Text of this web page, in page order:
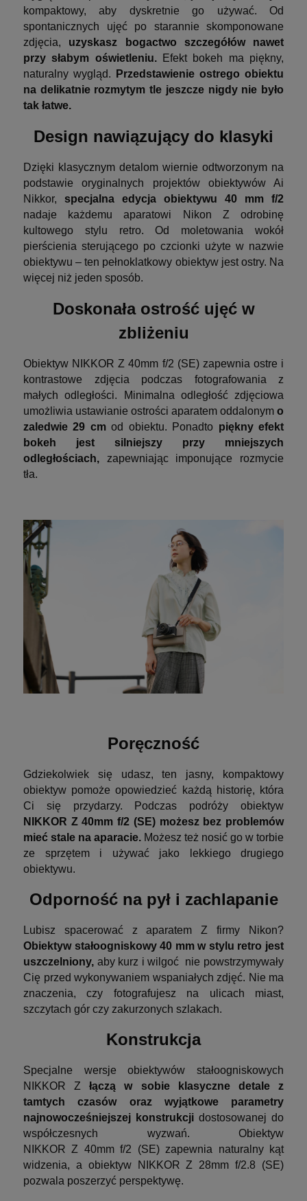
kompaktowy, aby dyskretnie go używać. Od
spontanicznych ujęć po starannie skomponowane
zdjęcia, uzyskasz bogactwo szczegółów nawet
przy słabym oświetleniu.Efekt bokeh ma piękny,
naturalny wygląd.
Przedstawienie ostrego obiektu
na delikatnie rozmytym tle jeszcze nigdy nie było
tak łatwe.
Design nawiązujący do klasyki
Dzięki klasycznym detalom wiernie odtworzonym na
podstawie oryginalnych projektów obiektywów Ai
Nikkor, specjalna edycja obiektywu 40 mm f/2
nadaje każdemu aparatowi Nikon Z odrobinę
kultowego stylu retro. Od moletowania wokół
pierścienia sterującego po czcionki użyte w nazwie
obiektywu – ten pełnoklatkowy obiektyw jest ostry. Na
więcej niż jeden sposób.
Doskonała ostrość ujęć w
zbliżeniu
Obiektyw NIKKOR Z 40mm f/2 (SE) zapewnia ostre i
kontrastowe zdjęcia podczas fotografowania z
małych odległości. Minimalna odległość zdjęciowa
umożliwia ustawianie ostrości aparatem oddalonym o
zaledwie 29 cmod obiektu. Ponadto piękny efekt
bokeh jest silniejszy przy mniejszych
odległościach, zapewniając imponujące rozmycie
tła.
Poręczność
Gdziekolwiek się udasz, ten jasny, kompaktowy
obiektyw pomoże opowiedzieć każdą historię, która
Ci się przydarzy. Podczas podróży obiektyw
NIKKOR Z 40mm f/2 (SE) możesz bez problemów
mieć stale na aparacie. Możesz też nosić go w torbie
ze sprzętem i używać jako lekkiego drugiego
obiektywu.
Odporność na pył i zachlapanie
Lubisz spacerować z aparatem Z firmy Nikon?
Obiektyw stałoogniskowy 40 mm w stylu retro jest
uszczelniony, aby kurz i wilgoć nie powstrzymywały
Cię przed wykonywaniem wspaniałych zdjęć. Nie ma
znaczenia, czy fotografujesz na ulicach miast,
szczytach gór czy zakurzonych szlakach.
Konstrukcja
Specjalne wersje obiektywów stałoogniskowych
NIKKOR Złączą w sobie klasyczne detale z
tamtych czasów oraz wyjątkowe parametry
najnowocześniejszej konstrukcji dostosowanej do
współczesnych wyzwań. Obiektyw
NIKKOR Z 40mm f/2 (SE) zapewnia naturalny kąt
widzenia, a obiektyw NIKKOR Z 28mm f/2.8 (SE)
pozwala poszerzyć perspektywę.